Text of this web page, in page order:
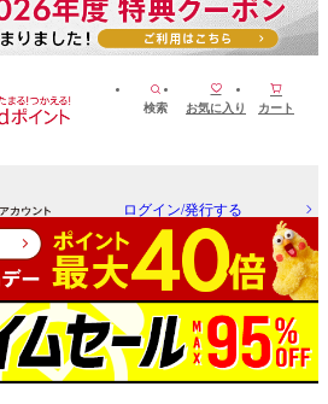
検索 お気に入り カート
ログイン/発行する